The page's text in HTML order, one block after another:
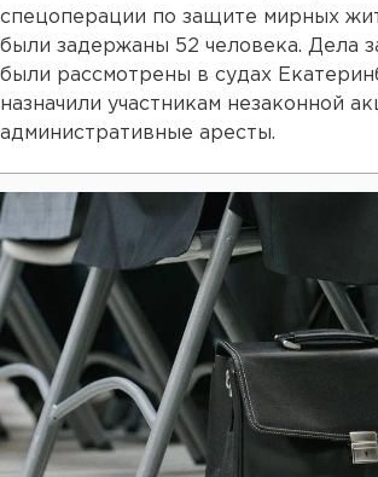
спецоперации по защите мирных
были задержаны 52 человека. Дела
были рассмотрены в судах
назначили участникам незаконной
административные аресты.